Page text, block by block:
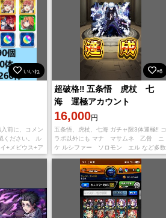
いいね
前に、コメン
ください。 ル
+メビウス+ア
x2+モンテ・
×6
超破格‼️ 五条悟 虎杖 七
海 運極アカウント
16,000円
五条悟、虎杖、七海 ガチャ限3体運極‼️ コ
ラボ以外にも マナ マサムネ 乙骨 ニ
ケ ルシファー ソロモン エル など多数
限定キャラ所持しています。 呪術廻戦コ
ラボはコンプリート済みです。